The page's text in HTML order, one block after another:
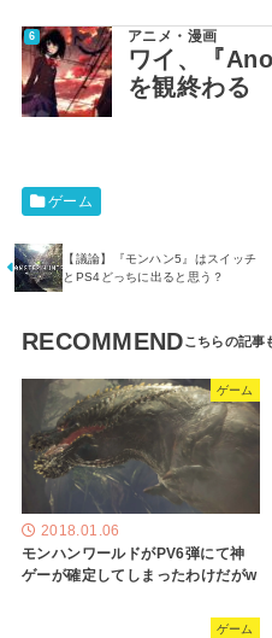
アニメ・漫画
ワイ、『
を観終わる
ゲーム
【議論】『モンハン5』はスイッチ
とPS4どっちに出ると思う？
RECOMMEND
ゲーム
2018.01.06
モンハンワールドがPV6弾にて神
ゲーが確定してしまったわけだがw
ゲーム